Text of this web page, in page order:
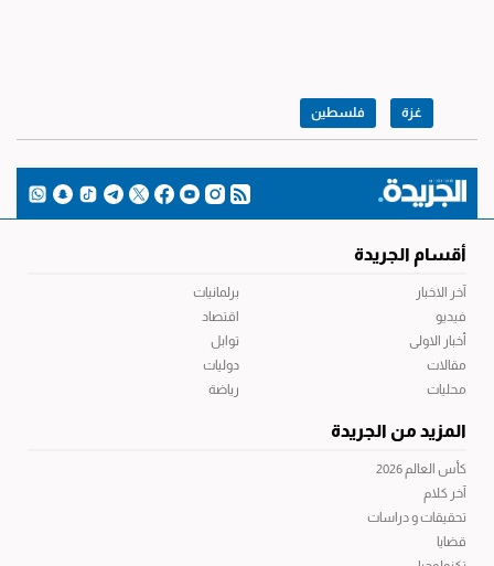
غزة فلسطين
أقسام الجريدة
آخر الاخبار
فيديو
أخبار الاولى
مقالات
محليات
برلمانيات
اقتصاد
توابل
دوليات
رياضة
المزيد من الجريدة
كأس العالم 2026
آخر كلام
تحقيقات و دراسات
قضايا